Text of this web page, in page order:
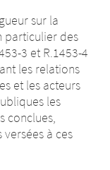
sur la
particulier des
3 et R.1453-4
les relations
et les acteurs
les
conclues,
à ces